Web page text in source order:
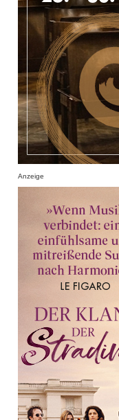
Anzeige